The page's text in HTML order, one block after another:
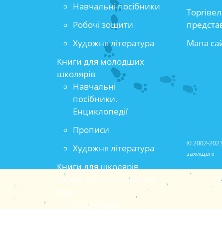
Навчальні посібники
Робочі зошити
Художня література
Книги для молодших
школярів
Навчальні
посібники.
Енциклопедії
Прописи
Художня література
Книги для школярів
середнього та старшого
Популярно-
Мапа
© 2002-
захищені